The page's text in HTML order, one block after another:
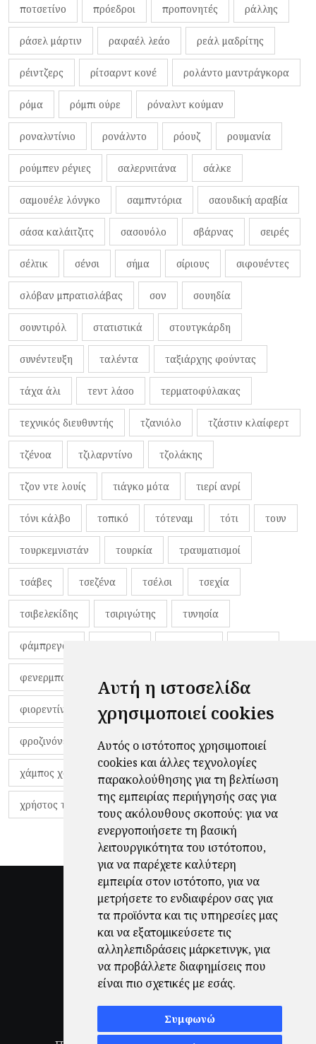
Αυτή η ιστοσελίδα
χρησιμοποιεί cookies
Αυτός ο ιστότοπος χρησιμοποιεί
cookies και άλλες τεχνολογίες
παρακολούθησης για τη βελτίωση
της εμπειρίας περιήγησής σας για
τους ακόλουθους σκοπούς: για να
ενεργοποιήσετε τη βασική
λειτουργικότητα του ιστότοπου,
για να παρέχετε καλύτερη
εμπειρία στον ιστότοπο,για να
μετρήσετε το ενδιαφέρον σας για
τα προϊόντα και τις υπηρεσίες μας
και να εξατομικεύσετε τις
αλληλεπιδράσεις μάρκετινγκ,για
να προβάλλετε διαφημίσεις που
είναι πιο σχετικές με εσάς.
Συμφωνώ
ποτσετίνο πρόεδροι προπονητές ράλλης
ράσελ μάρτιν ραφαέλ λεάο ρεάλ μαδρίτης
ρέιντζερς ρίτσαρντ κονέ ρολάντο μαντράγκορα
ρόμα ρόμπι ούρε ρόναλντ κούμαν
ροναλντίνιο ρονάλντο ρόουζ ρουμανία
ρούμπεν ρέγιες σαλερνιτάνα σάλκε
σαμουέλε λόνγκο σαμπντόρια σαουδική αραβία
σάσα καλάιτζιτς σασουόλο σβάρνας σειρές
σέλτικ σένσι σήμα σίριους σιφουέντες
σλόβαν μπρατισλάβας σον σουηδία
σουντιρόλ στατιστικά στουτγκάρδη
συνέντευξη ταλέντα ταξιάρχης φούντας
τάχα άλι τεντ λάσο τερματοφύλακας
τεχνικός διευθυντής τζανιόλο τζάστιν κλαίφερτ
τζένοα τζιλαρντίνο τζολάκης
τζον ντε λουίς τιάγκο μότα τιερί ανρί
τόνι κάλβο τοπικό τότεναμ τότι τουν
τουρκεμνιστάν τουρκία τραυματισμοί
τσάβες τσεζένα τσέλσι τσεχία
τσιβελεκίδης τσιριγώτης τυνησία
φάμπρεγας
φενερμπαχτσέ φερνάντο τόρες φίλαθλοι
φιορεντίνα φιρμίνο φρανκ ντε μπουρ
φροζινόνε φωκικός χαβίτο
χάμπος χαραλάμπους χάρι πότερ
χρήστος τζόλης